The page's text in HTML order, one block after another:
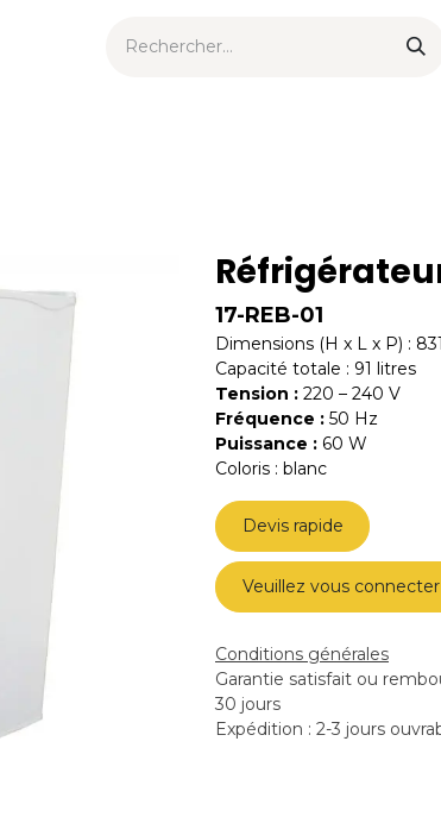
17-REB-01
Dimensions (H x L x P) :
Capacité totale : 91 litres
Tension : 220 – 240 V
Fréquence : 50 Hz
Puissance : 60 W
Coloris : blanc
Devis rapide
Veuillez vous
Conditions générales
Garantie satisfait ou
30 jours
Expédition : 2-3 jours